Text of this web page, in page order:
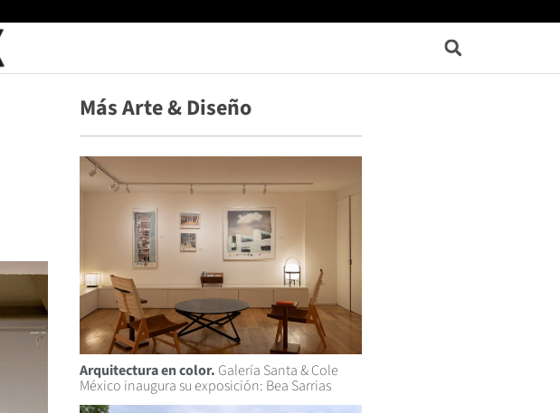
Más Arte & Diseño
Arquitectura en color. Galería Santa & Cole
México inaugura su exposición: Bea Sarrias